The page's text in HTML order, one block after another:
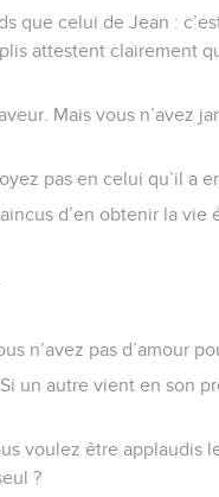
que celui de Jean :
attestent clairement
Mais vous n’avez
pas en celui qu’il a
d’en obtenir la vie
n’avez pas d’amour
un autre vient en son
voulez être applaudis
?